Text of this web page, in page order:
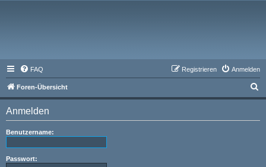
FAQ Anmelden
Registrieren
Foren-Übersicht
u
Anmelden
Benutzername:
Passwort: